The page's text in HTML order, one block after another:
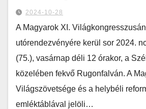
2024-10-28
A Magyarok XI.
utórendezvényére kerül sor 2024.
(75.), vasárnap déli 12 órakor, a
közelében fekvő Rugonfalván. A
Világszövetsége és a helybéli
emléktáblával jelöli…